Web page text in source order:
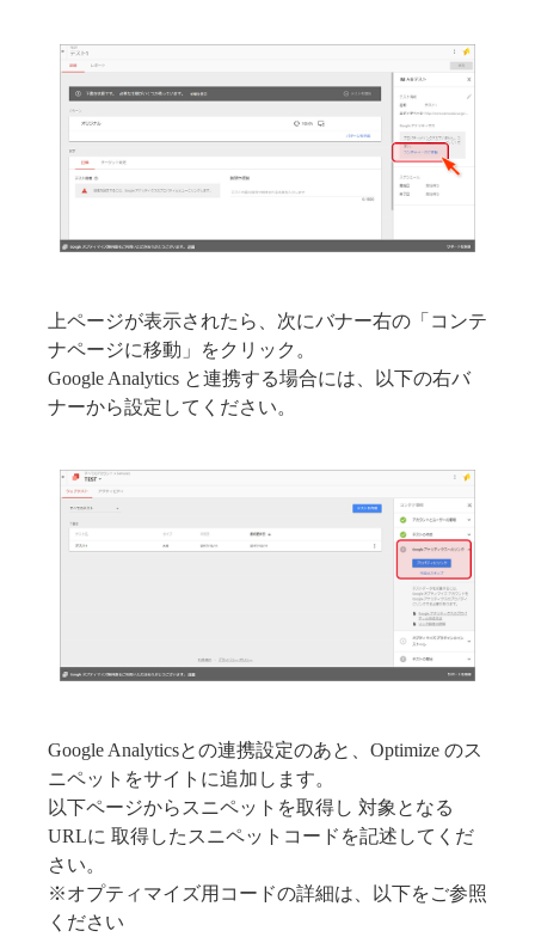
上ページが表示されたら、次にバナー右の「コンテ
ナページに移動」をクリック。
Google Analytics と連携する場合には、以下の右バ
ナーから設定してください。
Google Analyticsとの連携設定のあと、Optimize のス
ニペットをサイトに追加します。
以下ページからスニペットを取得し 対象となる
URLに 取得したスニペットコードを記述してくだ
さい。
※オプティマイズ用コードの詳細は、以下をご参照
ください